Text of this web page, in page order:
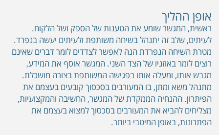
אופן ההליך
ראשית, המגשר שומע את הטענות של הספק ושל הלקוח.
לעיתים, שלב זה יתנהל בשיחה משותפת ולעיתים יעשה בנפרד.
מטרת השיחה הנפרדת הנה לאפשר לצדדים לומר דברים שאינם
רוצים לומר באוזניו של הצד השני. המגשר אוסף את המידע,
מגבש אותו, ומעלה אותו בפגישה המשותפת בצורה מושכלת.
מתנהל משא ומתן, בו המעורבים בסכסוך קובעים בעצמם את
הפיתרון. ההנחיה הממקדת של המגשר, החשיבה והמקצועיות,
מצליחים להביא את המעורבים בסכסוך למצוא בעצמם את
הפתרונות, באופן המיטבי ביותר.